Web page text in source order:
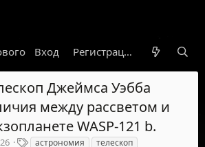
Гарант Новости
Вход Регистрация
Джеймса Уэбба
между рассветом и
WASP-121 b.
Тастрономия
телескоп